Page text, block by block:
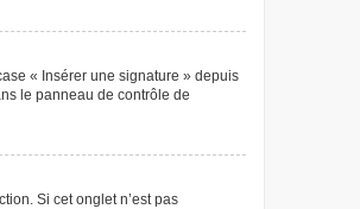
« Insérer une signature » depuis
le panneau de contrôle de
Si cet onglet n’est pas